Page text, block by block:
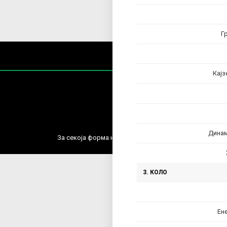
3. КОЛО
За секоја форма на распространување,